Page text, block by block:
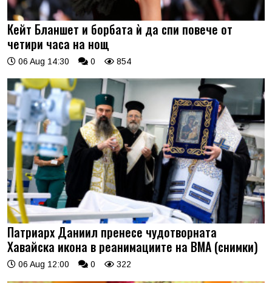
Кейт Бланшет и борбата ѝ да спи повече от
четири часа на нощ
06 Aug 14:30 0 854
Патриарх Даниил пренесе чудотворната
Хавайска икона в реанимациите на ВМА (снимки)
06 Aug 12:00 0 322